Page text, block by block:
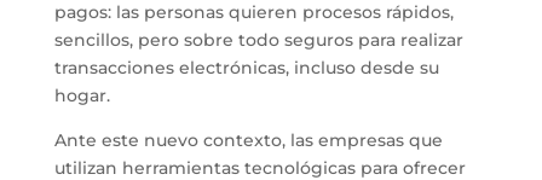
pagos: las personas quieren procesos rápidos,
sencillos, pero sobre todo seguros para realizar
transacciones electrónicas, incluso desde su
hogar.
Ante este nuevo contexto, las empresas que
utilizan herramientas tecnológicas para ofrecer